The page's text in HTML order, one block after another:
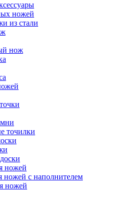
ножей
из стали
нож
точилки
ножей
ножей с наполнителем
ножей